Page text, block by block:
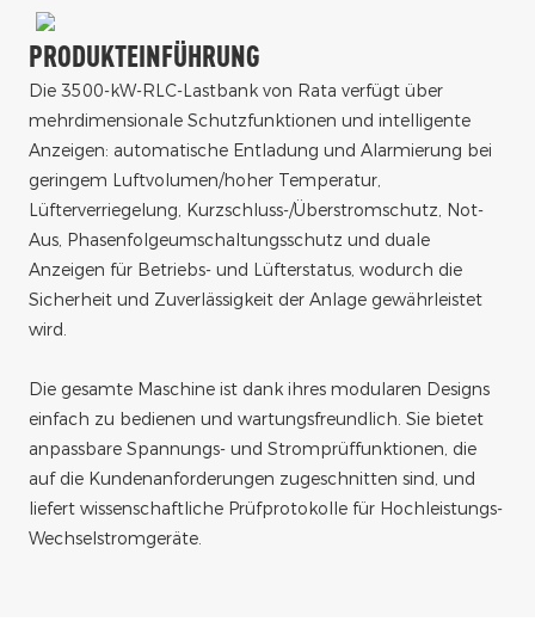
PRODUKTEINFÜHRUNG
Die 3500-kW-RLC-Lastbank von Rata verfügt über
mehrdimensionale Schutzfunktionen und intelligente
Anzeigen: automatische Entladung und Alarmierung bei
geringem Luftvolumen/hoher Temperatur,
Lüfterverriegelung, Kurzschluss-/Überstromschutz, Not-
Aus, Phasenfolgeumschaltungsschutz und duale
Anzeigen für Betriebs- und Lüfterstatus, wodurch die
Sicherheit und Zuverlässigkeit der Anlage gewährleistet
wird.
Die gesamte Maschine ist dank ihres modularen Designs
einfach zu bedienen und wartungsfreundlich. Sie bietet
anpassbare Spannungs- und Stromprüffunktionen, die
auf die Kundenanforderungen zugeschnitten sind, und
liefert wissenschaftliche Prüfprotokolle für Hochleistungs-
Wechselstromgeräte.